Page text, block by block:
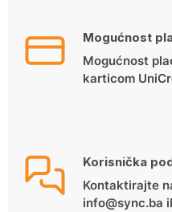
Mogućnost
Mogućnost
karticom
Korisnička
Kontaktirajte
info@sync.ba